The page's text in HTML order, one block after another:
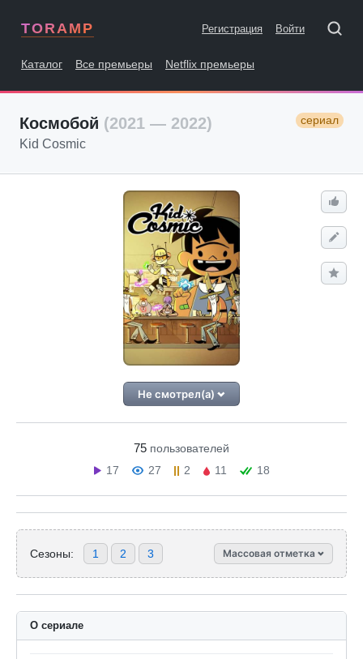
TORAMP Регистрация Войти
Каталог Все премьеры Netflix премьеры
Космобой (2021 — 2022) сериал
Kid Cosmic
Не смотрел(а)
75 пользователей
17
27 2 11 18
Сезоны: 1 2 3 Массовая отметка
О сериале